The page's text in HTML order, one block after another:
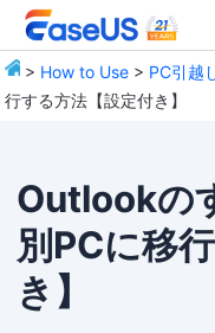
> How to Use > PC引越
行する方法【設定付き】
Outlookの
別PCに移
き】